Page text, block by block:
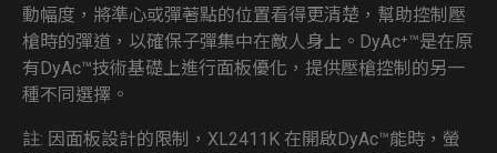
動幅度，將準心或彈著點的位置看得更清楚，幫助控制壓
槍時的彈道，以確保子彈集中在敵人身上。DyAc⁺™是在原
有DyAc™技術基礎上進行面板優化，提供壓槍控制的另一
種不同選擇。
註: 因面板設計的限制，XL2411K 在開啟DyAc™能時，螢